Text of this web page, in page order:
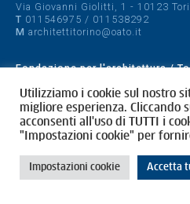
Via Giovanni Giolitti, 1 - 10123
T 011546975 / 011538292
M architettitorino@oato.it
Fondazione per l'architettura /
Designed by quattrolinee.it
Cookie Policy
Privacy Policy
Utilizziamo i cookie sul nostro
migliore esperienza. Cliccando
acconsenti all'uso di TUTTI i
"Impostazioni cookie" per
Impostazioni cookie Accetta